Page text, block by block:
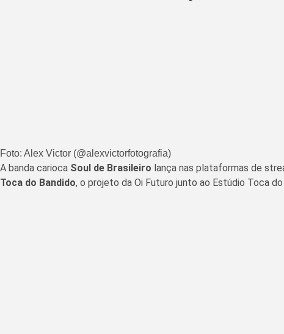
Foto: Alex Victor (@alexvictorfotografia)
A banda carioca Soul de Brasileiro lança nas plataformas de
Toca do Bandido, o projeto da Oi Futuro junto ao Estúdio Toca do